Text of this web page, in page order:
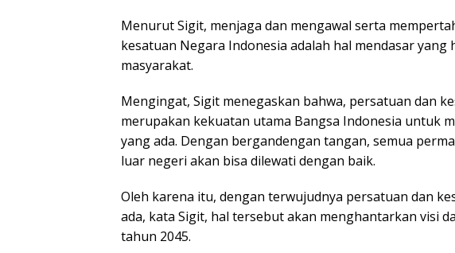
Menurut Sigit, menjaga dan mengawal serta
kesatuan Negara Indonesia adalah hal mendasar
masyarakat.
Mengingat, Sigit menegaskan bahwa, persatuan dan
merupakan kekuatan utama Bangsa Indonesia untuk
yang ada. Dengan bergandengan tangan, semua
luar negeri akan bisa dilewati dengan baik.
Oleh karena itu, dengan terwujudnya persatuan dan
ada, kata Sigit, hal tersebut akan menghantarkan visi
tahun 2045.